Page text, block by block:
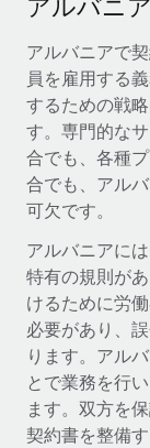
専門家に相談
グローバル人
バックグラ
候補者の選考
コンプライア
デバイス管理
ITデバイスを
法人設立
法令順守した
当社とのパ
Remote
統合とAI自
活用事例
Reverse
と戦略的提携
Reverse Tech
Reverse...
詳細を見る
AIのパイオ
い、どのよう
給与・人材情
情報センター
サポートを依
すべてのリソ
ブログ
グローバル給
EORおよび
契約社員管理
税務
アルバニ
アルバニアで
員を雇用する
するための戦
す。専門的な
合でも、各種
合でも、アル
可欠です。
アルバニアに
特有の規則が
けるために労
必要があり、
ります。アル
とで業務を行
ます。双方を
契約書を整備